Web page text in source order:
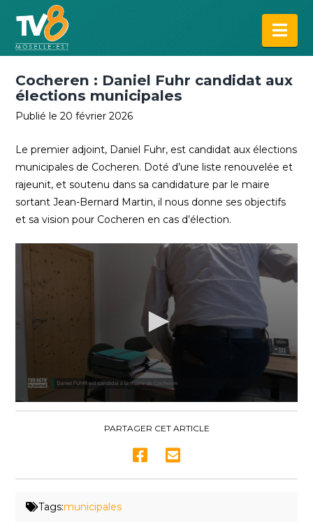
Cocheren : Daniel Fuhr candidat aux
élections municipales
Publié le 20 février 2026
Le premier adjoint, Daniel Fuhr, est candidat aux élections
municipales de Cocheren. Doté d’une liste renouvelée et
rajeunit, et soutenu dans sa candidature par le maire
sortant Jean-Bernard Martin, il nous donne ses objectifs
et sa vision pour Cocheren en cas d’élection.
PARTAGER CET ARTICLE
Tags:municipales